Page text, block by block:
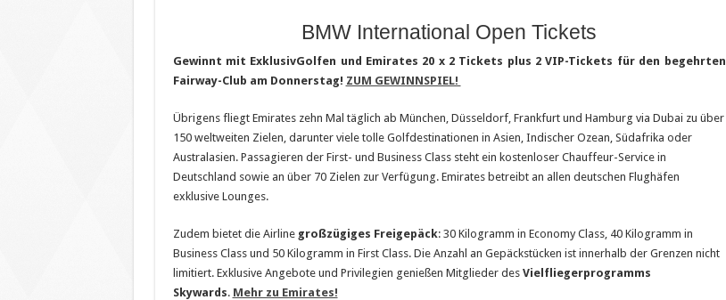
BMW International Open Tickets
Gewinnt mit ExklusivGolfen und Emirates 20 x 2 Tickets plus 2 VIP-Tickets für den begehrten
Fairway-Club am Donnerstag! ZUM GEWINNSPIEL!
Übrigens fliegt Emirates zehn Mal täglich ab München, Düsseldorf, Frankfurt und Hamburg via Dubai zu über
150 weltweiten Zielen, darunter viele tolle Golfdestinationen in Asien, Indischer Ozean, Südafrika oder
Australasien. Passagieren der First- und Business Class steht ein kostenloser Chauffeur-Service in
Deutschland sowie an über 70 Zielen zur Verfügung. Emirates betreibt an allen deutschen Flughäfen
exklusive Lounges.
Zudem bietet die Airline großzügiges Freigepäck: 30 Kilogramm in Economy Class, 40 Kilogramm in
Business Class und 50 Kilogramm in First Class. Die Anzahl an Gepäckstücken ist innerhalb der Grenzen nicht
limitiert. Exklusive Angebote und Privilegien genießen Mitglieder des Vielfliegerprogramms
Skywards. Mehr zu Emirates!